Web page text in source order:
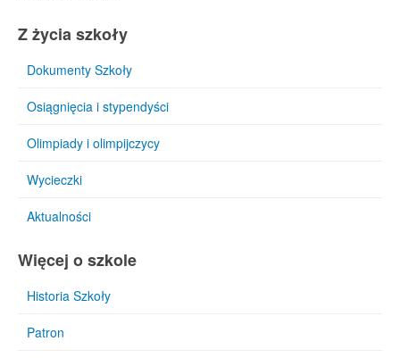
Z życia szkoły
Dokumenty Szkoły
Osiągnięcia i stypendyści
Olimpiady i olimpijczycy
Wycieczki
Aktualności
Więcej o szkole
Historia Szkoły
Patron